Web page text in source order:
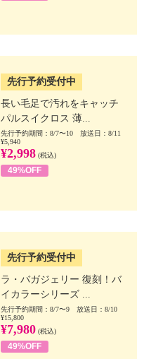
先行予約受付中
長い毛足で汚れをキャッチ
パルスイクロス 薄...
先行予約期間：8/7〜10 放送日：8/11
¥5,940
¥2,998 (税込)
49%OFF
先行予約受付中
ラ・バガジェリー 復刻！バ
イカラーシリーズ ...
先行予約期間：8/7〜9 放送日：8/10
¥15,800
¥7,980 (税込)
49%OFF